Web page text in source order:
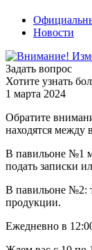
Новости
Задать вопрос
Хотите узнать
1 марта 2024
Обратите
находятся
В павильоне №1
подать записки
В павильоне №2:
продукции.
Ежедневно в